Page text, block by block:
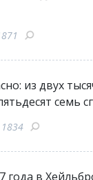
из двух
семь
года в